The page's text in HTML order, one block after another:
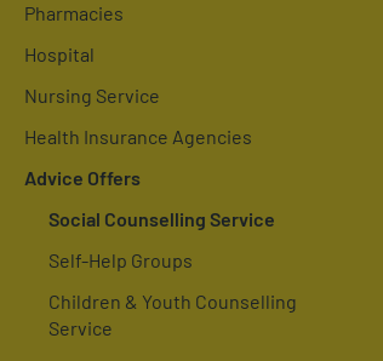
Pharmacies
Hospital
Nursing Service
Health Insurance Agencies
Advice Offers
Social Counselling Service
Self-Help Groups
Children & Youth Counselling
Service